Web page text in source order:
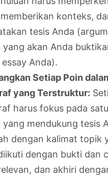
konteks,
tesis Anda
yang akan Anda
Anda).
Setiap Poin
yang Terstruktur:
harus fokus pada
yang mendukung tesis
dengan kalimat topik
dengan bukti dan
dan akhiri